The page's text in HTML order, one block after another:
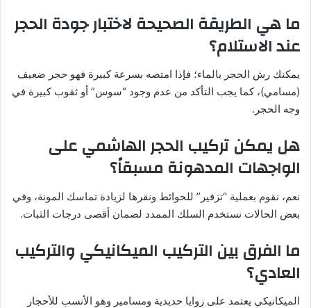
ما هي الطريقة الصحيحة لاختبار جودة الحجر
عند الاستلام؟
يمكنك رش الحجر بالماء؛ فإذا امتصه بسرعة كبيرة فهو حجر ضعيف
(مسامي)، كما يجب التأكد من عدم وجود “سوس” أو ثقوب كبيرة في
وجه الحجر.
هل يمكن تركيب الحجر الهاشمي على
الواجهات المدهونة مسبقاً؟
نعم، نقوم بعملية “تزفير” للحوائط ونقرها لزيادة تماسك المونة، وفي
بعض الحالات نستخدم السلك الممدد لضمان أقصى درجات الثبات.
ما الفرق بين التركيب الميكانيكي والتركيب
العادي؟
الميكانيكي يعتمد على زوايا حديدية ومسامير وهو الأنسب للأحجار